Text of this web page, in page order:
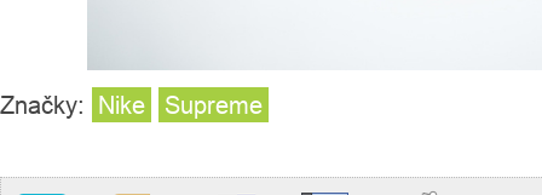
Značky: Nike Supreme